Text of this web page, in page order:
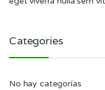
Categories
No hay categorías